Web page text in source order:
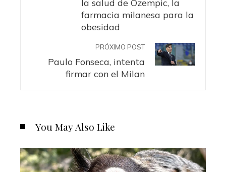
la salud de Ozempic, la
farmacia milanesa para la
obesidad
PRÓXIMO POST
Paulo Fonseca, intenta
firmar con el Milan
You May Also Like